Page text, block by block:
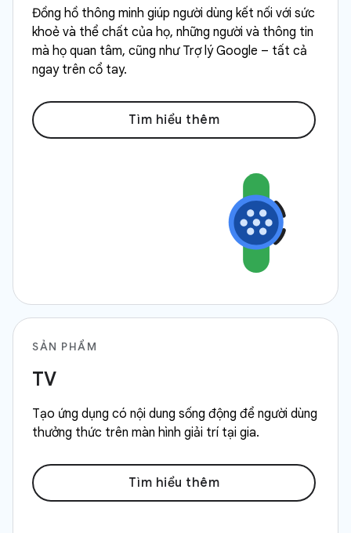
Đồng hồ thông minh giúp người dùng kết nối với sức
khoẻ và thể chất của họ, những người và thông tin
mà họ quan tâm, cũng như Trợ lý Google – tất cả
ngay trên cổ tay.
Tìm hiểu thêm
SẢN PHẨM
TV
Tạo ứng dụng có nội dung sống động để người dùng
thưởng thức trên màn hình giải trí tại gia.
Tìm hiểu thêm